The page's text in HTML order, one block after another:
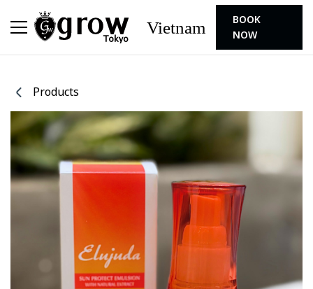
Vietnam
BOOK
NOW
Products